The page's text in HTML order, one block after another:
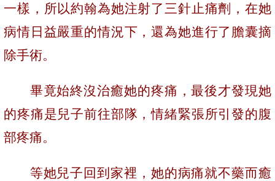
一樣，所以約翰為她注射了三針止痛劑，在她
病情日益嚴重的情況下，還為她進行了膽囊摘
除手術。
畢竟始終沒治癒她的疼痛，最後才發現她
的疼痛是兒子前往部隊，情緒緊張所引發的腹
部疼痛。
等她兒子回到家裡，她的病痛就不藥而癒